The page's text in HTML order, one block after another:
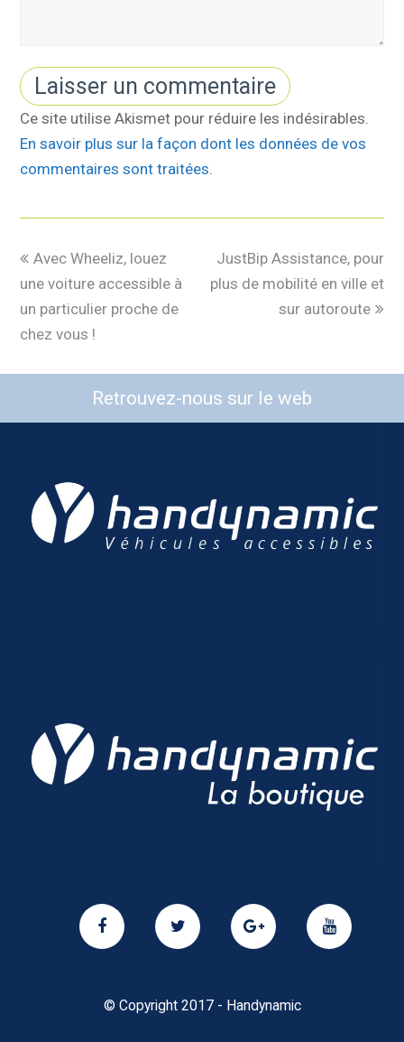
Ce site utilise Akismet pour réduire les indésirables.
En savoir plus sur la façon dont les données de vos
commentaires sont traitées
Avec Wheeliz, louez
une voiture accessible à
un particulier proche de
chez vous !
JustBip Assistance, pour
plus de mobilité en ville et
sur autoroute
Retrouvez-nous sur le web
© Copyright 2017 - Handynamic